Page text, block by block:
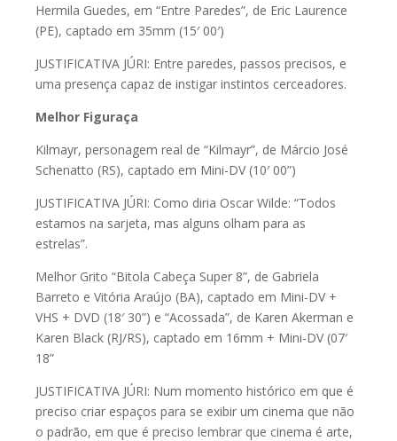
Hermila Guedes, em “Entre Paredes”, de Eric Laurence
(PE), captado em 35mm (15′ 00′)
JUSTIFICATIVA JÚRI: Entre paredes, passos precisos, e
uma presença capaz de instigar instintos cerceadores.
Melhor Figuraça
Kilmayr, personagem real de “Kilmayr”, de Márcio José
Schenatto (RS), captado em Mini-DV (10′ 00”)
JUSTIFICATIVA JÚRI: Como diria Oscar Wilde: “Todos
estamos na sarjeta, mas alguns olham para as
estrelas”.
Melhor Grito “Bitola Cabeça Super 8”, de Gabriela
Barreto e Vitória Araújo (BA), captado em Mini-DV +
VHS + DVD (18′ 30”) e “Acossada”, de Karen Akerman e
Karen Black (RJ/RS), captado em 16mm + Mini-DV (07′
18”
JUSTIFICATIVA JÚRI: Num momento histórico em que é
preciso criar espaços para se exibir um cinema que não
o padrão, em que é preciso lembrar que cinema é arte,